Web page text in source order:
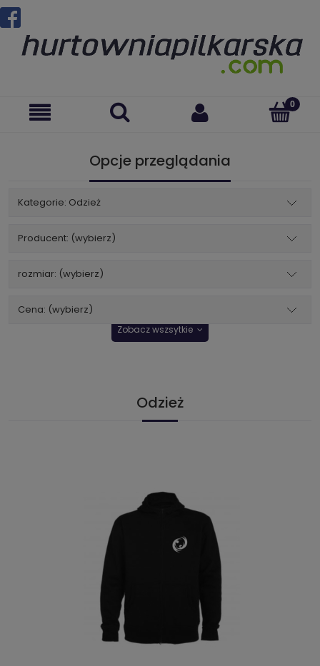
Opcje przeglądania
Kategorie: Odzież
Producent: (wybierz)
rozmiar: (wybierz)
Cena: (wybierz)
Zobacz wszsytkie
Odzież